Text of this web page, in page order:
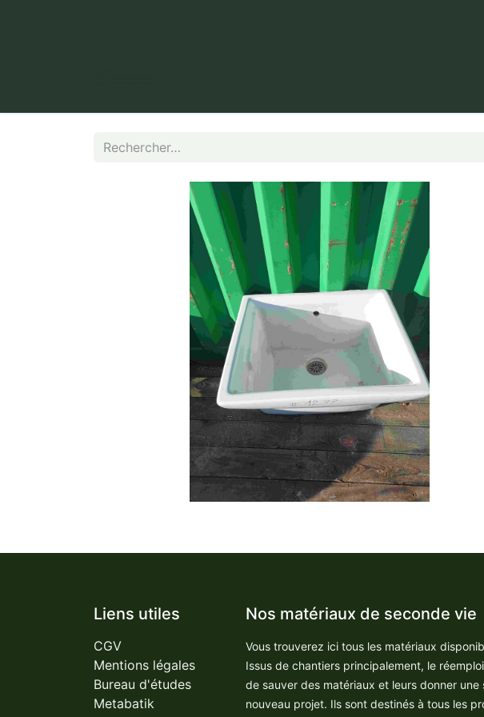
Liens utiles
CGV
Mentions légales
Bureau d'études
Metabatik
Nos matériaux de seconde vie
Vous trouverez ici tous les matériaux
Issus de chantiers principalement, le
de sauver des matériaux et leurs donner une
nouveau projet. Ils sont destinés à tous les